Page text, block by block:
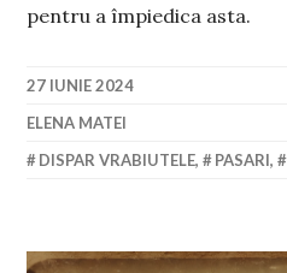
pentru a împiedica asta.
27 IUNIE 2024
ELENA MATEI
DISPAR VRABIUTELE, PASARI,